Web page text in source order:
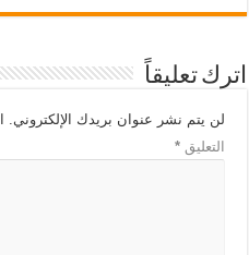
اترك تعليقاً
لن يتم نشر عنوان بريدك الإلكتروني.
التعليق*